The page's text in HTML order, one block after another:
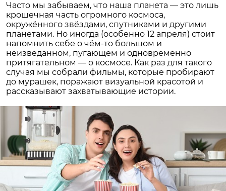
Часто мы забываем, что наша планета — это лишь
крошечная часть огромного космоса,
окружённого звёздами, спутниками и другими
планетами. Но иногда (особенно 12 апреля) стоит
напомнить себе о чём-то большом и
неизведанном, пугающем и одновременно
притягательном — о космосе. Как раз для такого
случая мы собрали фильмы, которые пробирают
до мурашек, поражают визуальной красотой и
рассказывают захватывающие истории.